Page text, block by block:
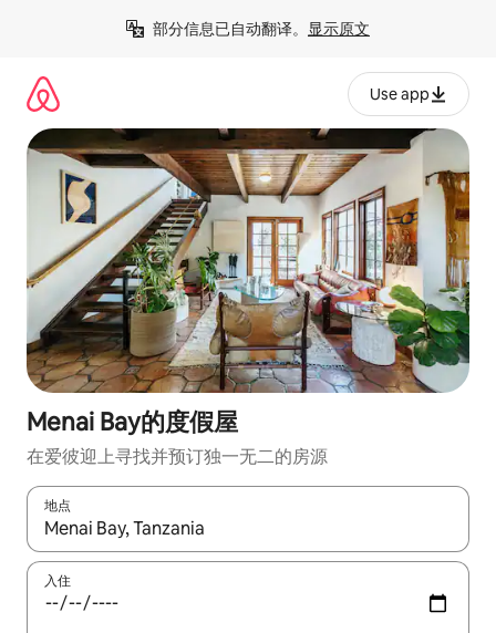
部分信息已自动翻译。 显示原文
Use app
Menai Bay的度假屋
在爱彼迎上寻找并预订独一无二的房源
地点
如有搜索结果，请使用上下方向键查看，或通过点击或滑动手势
入住